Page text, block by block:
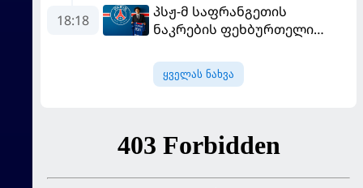
განადგურდა
18:18
პსჟ-მ საფრანგეთის
ნაკრების ფეხბურთელი
ყველას ნახვა